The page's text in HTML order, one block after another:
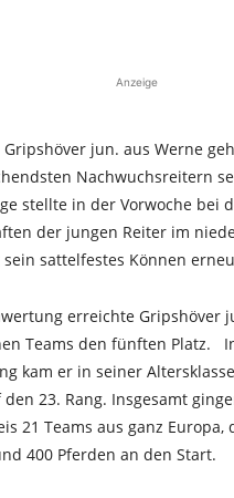
Anzeige
Gripshöver jun. aus Werne
Nachwuchsreitern
stellte in der Vorwoche bei
der jungen Reiter im
sattelfestes Können
erreichte Gripshöver
Teams den fünften Platz.
kam er in seiner
23. Rang. Insgesamt
21 Teams aus ganz Europa,
400 Pferden an den Start.